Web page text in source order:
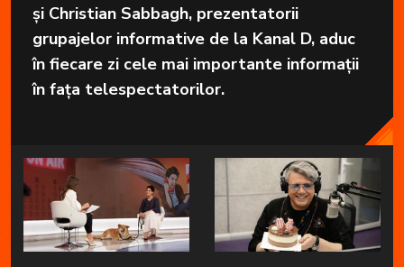
și Christian Sabbagh, prezentatorii
grupajelor informative de la Kanal D, aduc
în fiecare zi cele mai importante informații
în fața telespectatorilor.